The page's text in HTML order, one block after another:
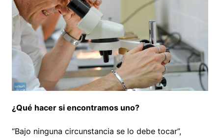
¿Qué hacer si encontramos uno?
“Bajo ninguna circunstancia se lo debe tocar”,